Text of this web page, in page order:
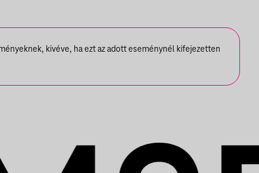
kivéve, ha ezt az adott eseménynél kifejezetten